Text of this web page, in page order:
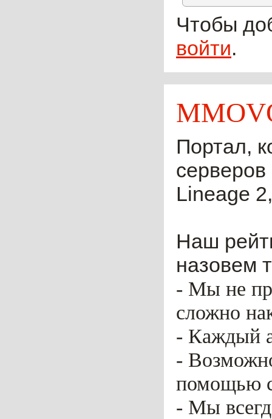
Чтобы
войти.
Портал,
Lineage
Наш
назовем
- Мы не
сложно
- Каждый
-
помощью
- Мы